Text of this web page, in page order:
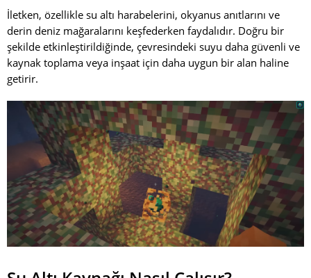
İletken, özellikle su altı harabelerini, okyanus anıtlarını ve
derin deniz mağaralarını keşfederken faydalıdır. Doğru bir
şekilde etkinleştirildiğinde, çevresindeki suyu daha güvenli ve
kaynak toplama veya inşaat için daha uygun bir alan haline
getirir.